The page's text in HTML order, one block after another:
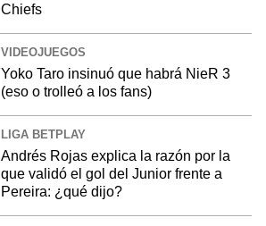
Chiefs
VIDEOJUEGOS
Yoko Taro insinuó que habrá NieR 3
(eso o trolleó a los fans)
LIGA BETPLAY
Andrés Rojas explica la razón por la
que validó el gol del Junior frente a
Pereira: ¿qué dijo?